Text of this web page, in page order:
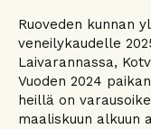
Ruoveden kunnan
veneilykaudelle
Laivarannassa,
Vuoden 2024
heillä on
maaliskuun alkuun